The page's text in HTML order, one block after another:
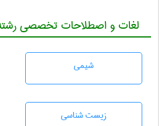
لغات و اصطلاحات تخصصی
شيمی
زيست شناسی